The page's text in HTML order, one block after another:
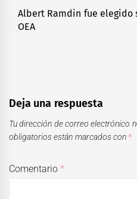
Next
post:
Albert Ramdin fue elegido
OEA
Deja una respuesta
Tu dirección de correo electrónico
obligatorios están marcados con *
Comentario*